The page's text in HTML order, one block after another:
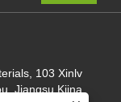
103 Xinlv
Jiangsu Kiina